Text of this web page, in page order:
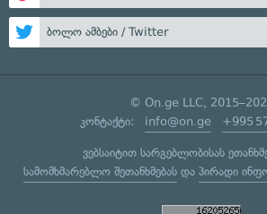
ბოლო ამბები / Twitter
© On.ge LLC,
კონტაქტი: info@on.ge +995
ვებსაიტით სარგებლობისას
სამომხმარებლო შეთანხმებასდა პირადი